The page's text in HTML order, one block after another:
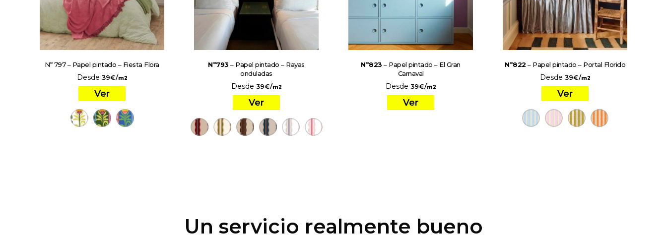
Nº 797 – Papel pintado – Fiesta Flora
Desde 39€/m2
Ver
Nº793 – Papel pintado – Rayas
onduladas
Desde 39€/m2
Ver
Nº823 – Papel pintado – El Gran
Carnaval
Desde 39€/m2
Ver
Nº822 – Papel pintado – Portal Florido
Desde 39€/m2
Ver
Un servicio realmente bueno